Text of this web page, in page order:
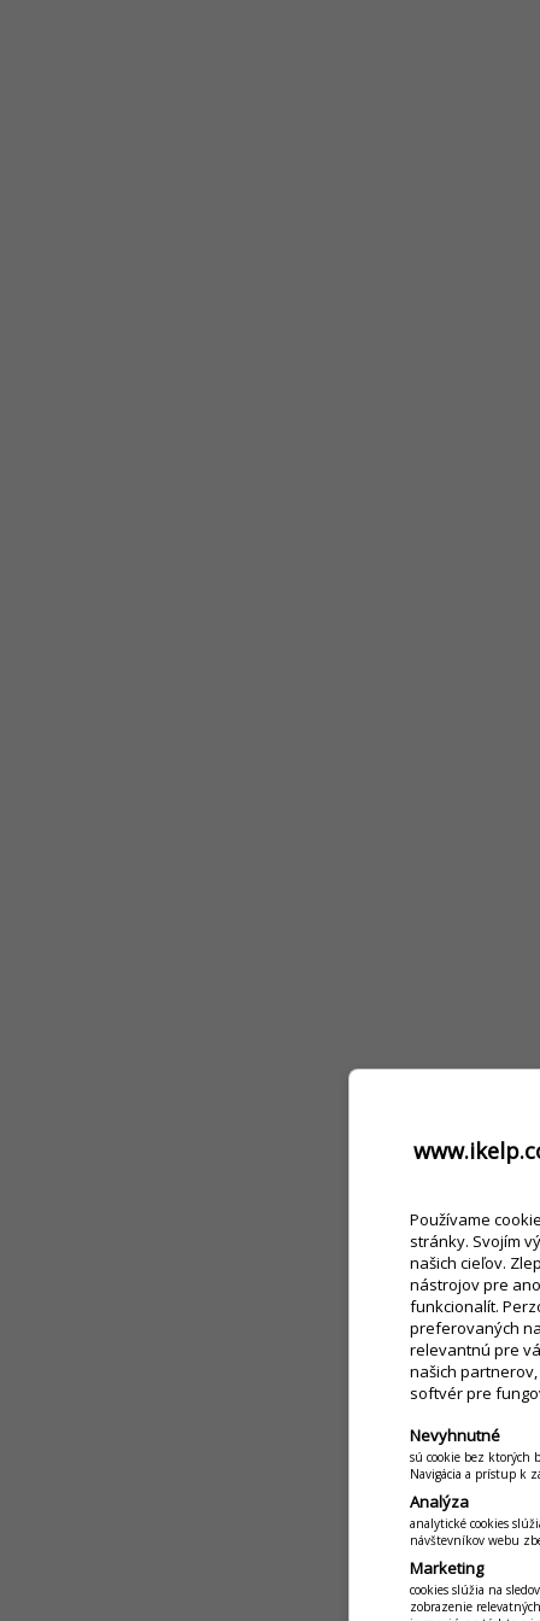
Používame
stránky. Svojím
našich cieľov.
nástrojov pre
funkcionalít.
preferovaných
relevantnú pre
našich
softvér pre
Nevyhnutné
sú cookie bez ktorých
Navigácia a prístup k
Analýza
analytické cookies
návštevníkov webu
Marketing
cookies slúžia na
zobrazenie